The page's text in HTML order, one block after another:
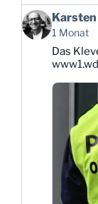
Beitrag
von
Karsten
Dittmann
Bluesky
1 Monat
Das